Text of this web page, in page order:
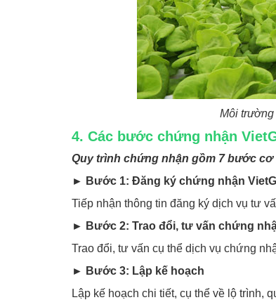
Môi
4. Các bước chứng nhận
Quy trình chứng nhận gồm 7 bước
► Bước 1: Đăng ký chứng nhận
Tiếp nhận thông tin đăng ký dịch vụ tư
► Bước 2: Trao đổi, tư vấn chứng
Trao đổi, tư vấn cụ thể dịch vụ chứng
► Bước 3: Lập kế hoạch
Lập kế hoạch chi tiết, cụ thể về lộ trình,